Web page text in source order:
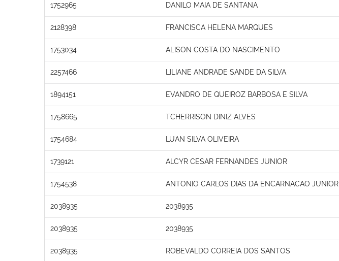
1752965 DANILO MAIA DE SANTANA
2128398 FRANCISCA HELENA MARQUES
1753034 ALISON COSTA DO NASCIMENTO
2257466 LILIANE ANDRADE SANDE DA SILVA
1894151 EVANDRO DE QUEIROZ BARBOSA E SILVA
1758665 TCHERRISON DINIZ ALVES
1754684 LUAN SILVA OLIVEIRA
1739121 ALCYR CESAR FERNANDES JUNIOR
1754538 ANTONIO CARLOS DIAS DA ENCARNACAO JUNIOR
2038935 2038935
2038935 2038935
2038935 ROBEVALDO CORREIA DOS SANTOS